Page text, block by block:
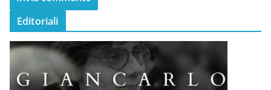
Editoriali